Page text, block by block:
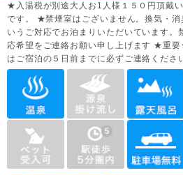
★入湯税が別途大人お1人様１５０円頂戴
です。 ★禁煙室はございません。換気・消
いうご対応でお泊まりいただいています。
応希望をご連絡お願い申し上げます ★重
はご宿泊の５日前までに必ずご連絡くだ